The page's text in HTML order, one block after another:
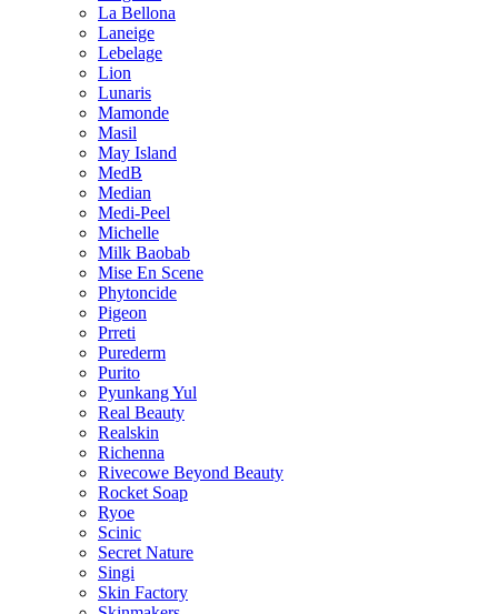
La Bellona
Laneige
Lebelage
Lion
Lunaris
Mamonde
Masil
May Island
MedB
Median
Medi-Peel
Michelle
Milk Baobab
Mise En Scene
Phytoncide
Pigeon
Prreti
Purederm
Purito
Pyunkang Yul
Real Beauty
Realskin
Richenna
Rivecowe Beyond Beauty
Rocket Soap
Ryoe
Scinic
Secret Nature
Singi
Skin Factory